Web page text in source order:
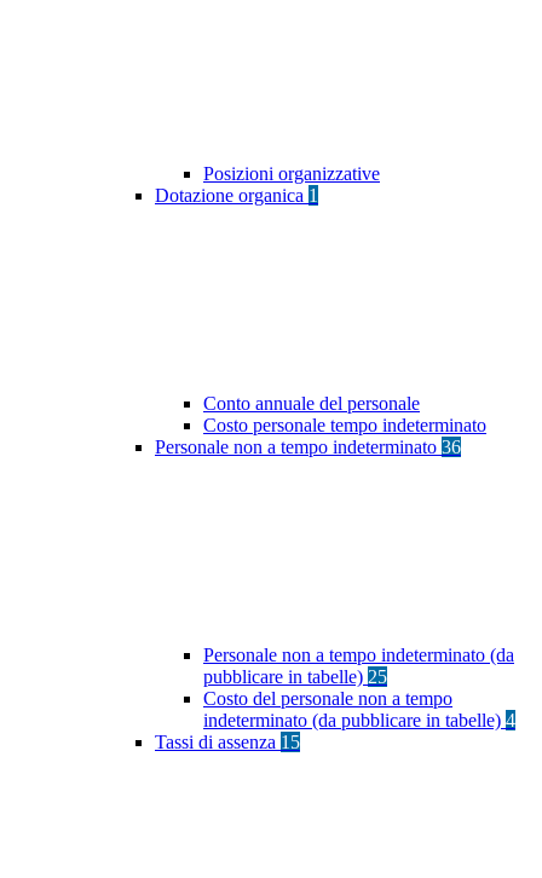
Posizioni organizzative
Dotazione organica 1
Conto annuale del personale
Costo personale tempo indeterminato
Personale non a tempo indeterminato 36
Personale non a tempo indeterminato (da
pubblicare in tabelle) 25
Costo del personale non a tempo
indeterminato (da pubblicare in tabelle) 4
Tassi di assenza 15